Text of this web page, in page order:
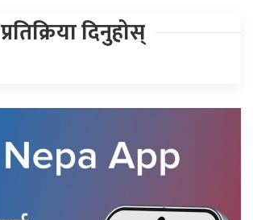
प्रतिक्रिया दिनुहोस्